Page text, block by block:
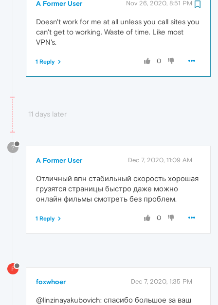
A Former User Nov 26, 2020, 8:51 PM
Doesn't work for me at all unless you call sites you
can't get to working. Waste of time. Like most
VPN's.
0
1 Reply
11 days later
?
A Former User Dec 7, 2020, 11:09 AM
Отличный впн стабильный скорость хорошая
грузятся страницы быстро даже можно
онлайн фильмы смотреть без проблем.
0
1 Reply
F
foxwhoer Dec 7, 2020, 1:35 PM
@linzinayakubovich: спасибо большое за ваш